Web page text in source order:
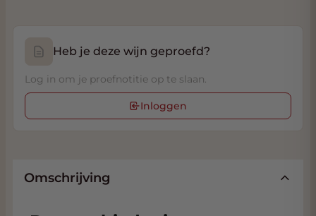
Heb je deze wijn geproefd?
Log in om je proefnotitie op te slaan.
Inloggen
Omschrijving